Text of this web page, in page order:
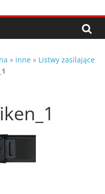
» inne » Listwy zasilające